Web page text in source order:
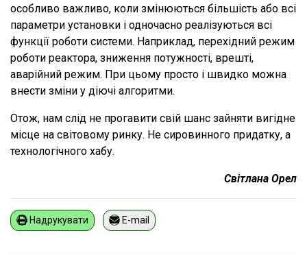
особливо важливо, коли змінюються більшість або всі
параметри установки і одночасно реалізуються всі
функції роботи системи. Наприклад, перехідний режим
роботи реактора, зниження потужності, врешті,
аварійний режим. При цьому просто і швидко можна
внести зміни у діючі алгоритми.
Отож, нам слід не прогавити свій шанс зайняти вигідне
місце на світовому ринку. Не сировинного придатку, а
технологічного хабу.
Світлана Орел
Надрукувати E-mail